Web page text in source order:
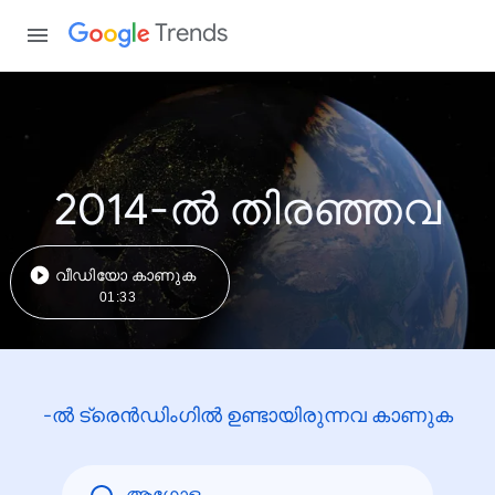
Trends
2014-ൽ തിരഞ്ഞവ
വീഡിയോ കാണുക
01:33
-ൽ ട്രെൻഡിംഗിൽ ഉണ്ടായിരുന്നവ കാണുക